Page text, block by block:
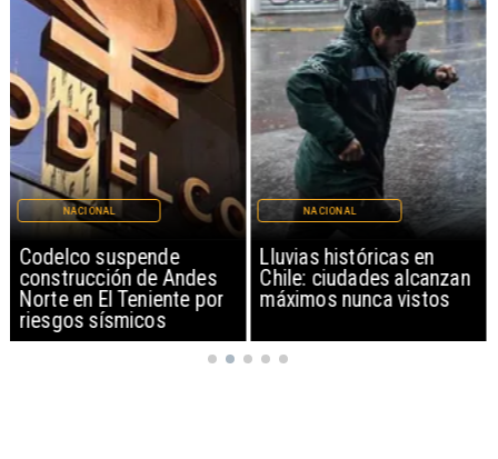
Codelco suspende
construcción de Andes
Norte en El Teniente por
riesgos sísmicos
NACIONAL
Lluvias históricas en
Chile: ciudades alcanzan
máximos nunca vistos
NACIONAL